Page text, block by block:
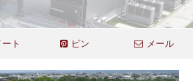
ト ピン メール